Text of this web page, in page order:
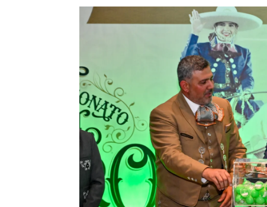
Noticias Estado|Uncategorized